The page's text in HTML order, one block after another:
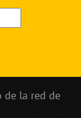
de la red de